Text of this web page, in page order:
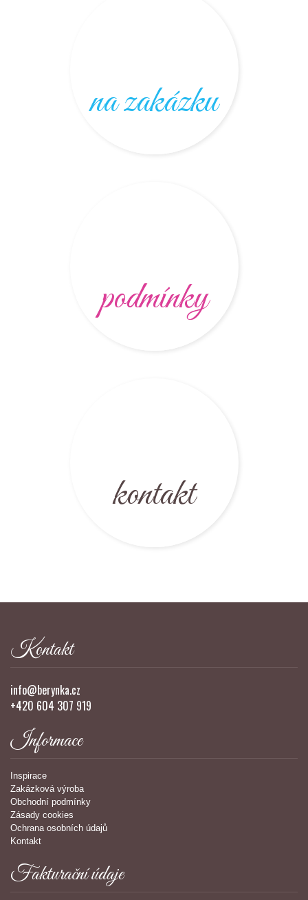
na zakázku
podmínky
kontakt
Kontakt
info@berynka.cz
+420 604 307 919
Informace
Inspirace
Zakázková výroba
Obchodní podmínky
Zásady cookies
Ochrana osobních údajů
Kontakt
Fakturační údaje